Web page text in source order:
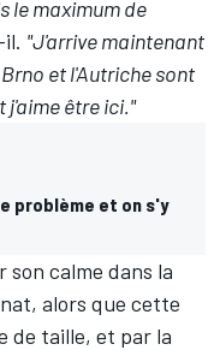
le maximum de
"J'arrive maintenant
et l'Autriche sont
j'aime être ici."
problème et on s'y
son calme dans la
alors que cette
de taille, et par la